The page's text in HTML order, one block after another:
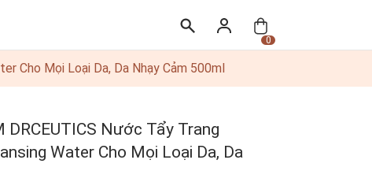
0
Cho Mọi Loại Da, Da Nhạy Cảm 500ml
DRCEUTICS Nước Tẩy Trang
Water Cho Mọi Loại Da, Da